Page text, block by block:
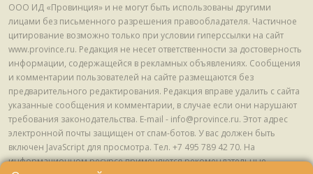
ООО ИД «Провинция» и не могут быть использованы другими
лицами без письменного разрешения правообладателя. Частичное
цитирование возможно только при условии гиперссылки на сайт
www.province.ru. Редакция не несет ответственности за достоверность
информации, содержащейся в рекламных объявлениях. Сообщения
и комментарии пользователей на сайте размещаются без
предварительного редактирования. Редакция вправе удалить с сайта
указанные сообщения и комментарии, в случае если они нарушают
требования законодательства. E-mail - info@province.ru. Этот адрес
электронной почты защищен от спам-ботов. У вас должен быть
включен JavaScript для просмотра. Tел. +7 495 789 42 70. На
информационном ресурсе применяются рекомендательные